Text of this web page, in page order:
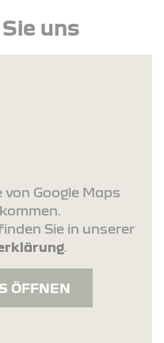
uns
Google Maps
Sie in unserer
.
ÖFFNEN